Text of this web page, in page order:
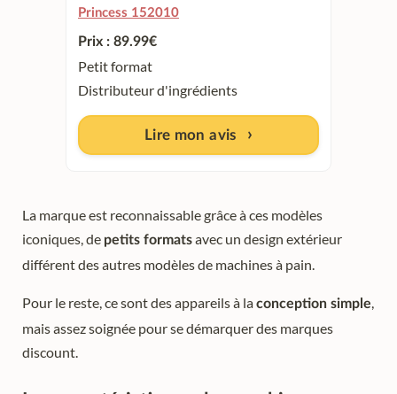
Princess 152010
Prix : 89.99€
Petit format
Distributeur d'ingrédients
Lire mon avis
La marque est reconnaissable grâce à ces modèles
iconiques, de petits formatsavec un design extérieur
différent des autres modèles de machines à pain.
Pour le reste, ce sont des appareils à laconception simple
mais assez soignée pour se démarquer des marques
discount.